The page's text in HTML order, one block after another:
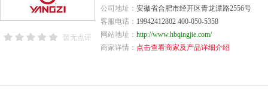
暂无点评
公司地址：安徽省合肥市经开区青龙潭路2556号
客服电话： 19942412802 400-050-5358
网站地址：http://www.hbqingjie.com/
商家详情： 点击查看商家及产品详细介绍